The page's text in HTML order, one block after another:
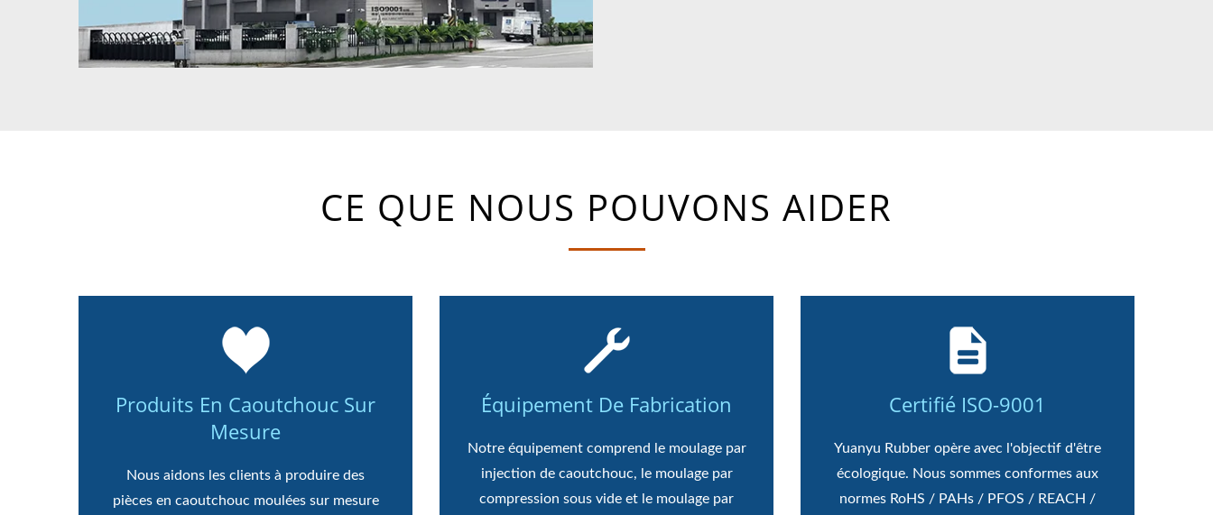
CE QUE NOUS POUVONS AIDER
Produits En Caoutchouc Sur
Mesure
Nous aidons les clients à produire des
pièces en caoutchouc moulées sur mesure
Équipement De Fabrication
Notre équipement comprend le moulage par
injection de caoutchouc, le moulage par
compression sous vide et le moulage par
Certifié ISO-9001
Yuanyu Rubber opère avec l'objectif d'être
écologique. Nous sommes conformes aux
normes RoHS / PAHs / PFOS / REACH /